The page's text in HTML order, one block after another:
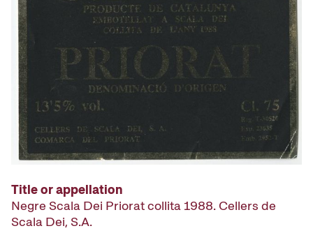
Title or appellation
Negre Scala Dei Priorat collita 1988. Cellers de
Scala Dei, S.A.